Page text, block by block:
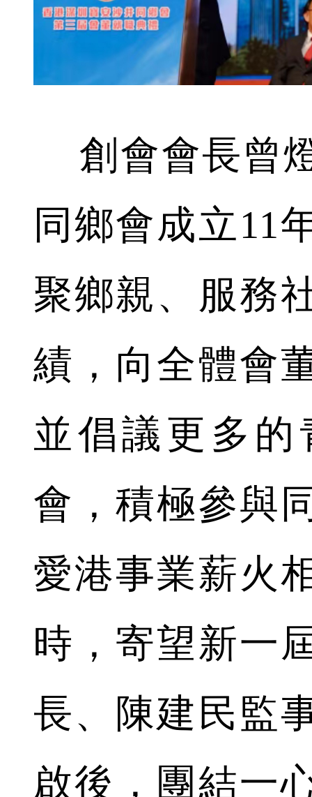
創會會長曾
同鄉會成立11
聚鄉親、服務
績，向全體會
並倡議更多
會，積極參與
愛港事業薪火
時，寄望新一
長、陳建民監
啟後，團結一